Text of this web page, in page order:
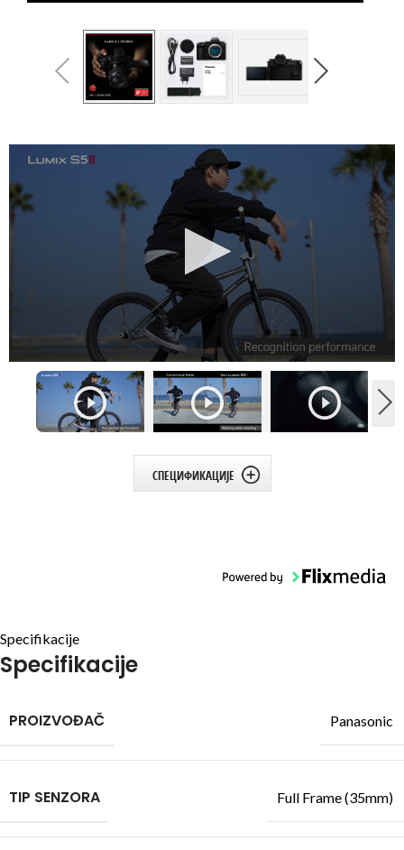
СПЕЦИФИКАЦИЈЕ
Specifikacije
Specifikacije
PROIZVOĐAČ Panasonic
TIP SENZORA Full Frame (35mm)